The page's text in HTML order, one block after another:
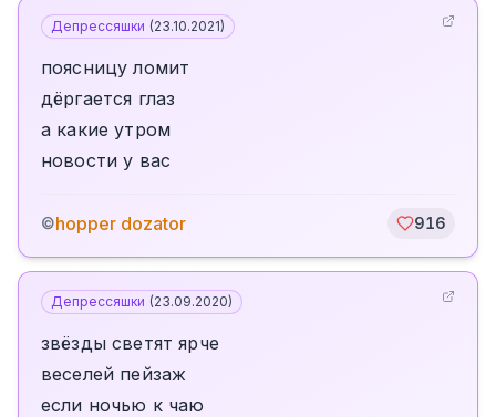
Депрессяшки (23.10.2021)
поясницу ломит
дёргается глаз
а какие утром
новости у вас
©hopper dozator 916
Депрессяшки (23.09.2020)
звёзды светят ярче
веселей пейзаж
если ночью к чаю